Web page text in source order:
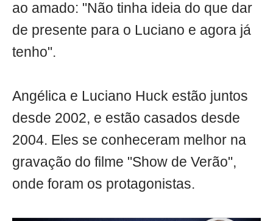
ao amado: "Não tinha ideia do que dar
de presente para o Luciano e agora já
tenho".
Angélica e Luciano Huck estão juntos
desde 2002, e estão casados desde
2004. Eles se conheceram melhor na
gravação do filme "Show de Verão",
onde foram os protagonistas.